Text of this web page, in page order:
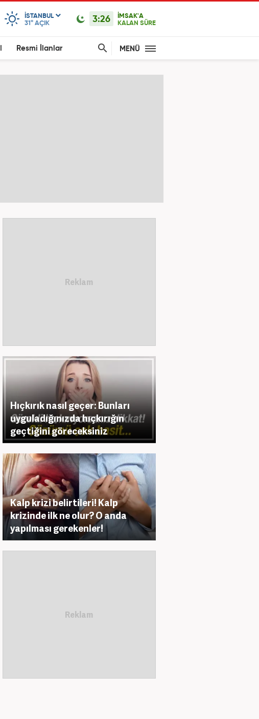
ISTANBUL
31° AÇIK 3:26
İMSAK'A
KALAN SÜRE
Resmi İlanlar MENÜ
Hıçkırık nasıl geçer: Bunları
uyguladığınızda hıçkırığın
geçtiğini göreceksiniz
Kalp krizi belirtileri! Kalp
krizinde ilk ne olur? O anda
yapılması gerekenler!